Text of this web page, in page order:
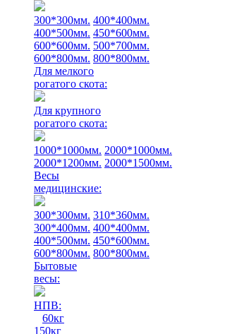
300*300мм. 400*400мм.
400*500мм. 450*600мм.
600*600мм. 500*700мм.
600*800мм. 800*800мм.
Для мелкого
рогатого скота:
Для крупного
рогатого скота:
1000*1000мм. 2000*1000мм.
2000*1200мм. 2000*1500мм.
Весы
медицинские:
300*300мм. 310*360мм.
300*400мм. 400*400мм.
400*500мм. 450*600мм.
600*800мм. 800*800мм.
Бытовые
весы:
НПВ:
60кг
150кг